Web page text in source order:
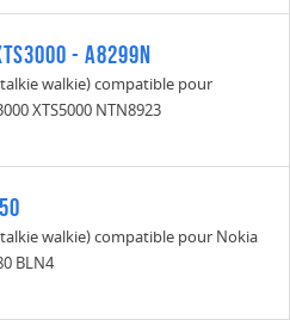
- A8299N
walkie) compatible pour
XTS5000 NTN8923
walkie) compatible pour Nokia
BLN4